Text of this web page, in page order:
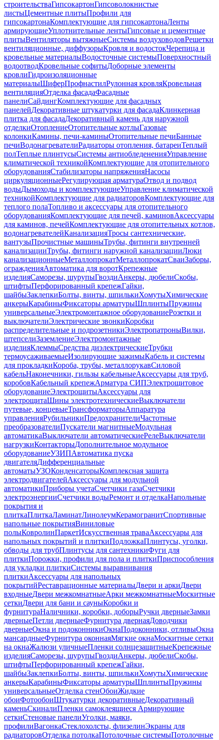
строительстваГипсокартонГипсоволокнистые
листыЦементные плитыПрофили для
гипсокартонаКомплектующие для гипсокартонаЛенты
армирующиеУплотнительные лентыГипсовые и цементные
плитыВентиляторы вытяжныеСистемы воздуховодовРешетки
вентиляционные, диффузорыКровля и водостокЧерепица и
кровельные материалыВодосточные системыПоверхностный
водоотводКровельные софитыДоборные элементы
кровлиГидроизоляционные
материалыШиферПрофнастилРулонная кровляКровельная
вентиляцияОтделка фасадаФасадные
панелиСайдингКомплектующие для фасадных
панелейДекоративные штукатурки для фасадаКлинкерная
плитка для фасадаДекоративный камень для наружной
отделкиОтоплениеОтопительные котлыГазовые
колонкиКамины, печи-каминыОтопительные печиБанные
печиВодонагревателиРадиаторы отопления, батареиТеплый
полТеплые плинтусыСистемы антиобледененияУправление
климатической техникойКомплектующие для отопительного
оборудованияСтабилизаторы напряженияНасосы
циркуляционныеРегулирующая арматураОтвод и подвод
водыДымоходы и комплектующиеУправление климатической
техникойКомплектующие для радиаторовКомплектующие для
теплого полаТопливо и аксессуары для отопительного
оборудованияКомплектующие для печей, каминовАксессуары
для каминов, печейКомплектующие для отопительных котлов,
водонагревателейКанализацияТросы сантехнические,
вантузыПрочистные машиныТрубы, фитинги внутренней
канализацииТрубы, фитинги наружной канализацииЛюки
канализационныеМеталлопрокатМеталлопрокатСваиЗаборы,
огражденияАвтоматика для воротКрепежные
изделияСаморезы, шурупыГвоздиАнкеры, дюбелиСкобы,
штифтыПерфорированный крепежГайки,
шайбыЗаклепкиБолты, винты, шпилькиХомутыХимические
анкерыКарабиныФиксаторы арматурыШплинтыПружины
универсальныеЭлектромонтажное оборудованиеРозетки и
выключателиЭлектрические звонкиКоробки
распределительные и подрозетникиЭлектропатроныВилки,
штепселиЗаземлениеЭлектромонтажные
изделияКлеммыСредства диэлектрическиеТрубки
термоусаживаемыеИзолирующие зажимыКабель и системы
для прокладкиКороба, трубы, металлорукавСиловой
кабельНаконечники, гильзы кабельныеАксессуары для труб,
коробовКабельный крепежАрматура СИПЭлектрощитовое
оборудованиеЭлектрощитыАксессуары для
электрощитаШины электротехническиеВыключатели
путевые, концевыеТрансформаторыАппаратура
управленияРубильникиПредохранителиЧастотные
преобразователиПускатели магнитныеМодульная
автоматикаВыключатели автоматическиеРелеВыключатели
нагрузкиКонтакторыДополнительное модульное
оборудованиеУЗИПАвтоматика пуска
двигателяДифференциальные
автоматыУЗОКонденсаторыКомплексная защита
электродвигателейАксессуары для модульной
автоматикиПриборы учетаСчетчики газаСчетчики
электроэнергииСчетчики водыРемонт и отделкаНапольные
покрытия и
плиткаПлиткаЛаминатЛинолеумКерамогранитСпортивные
напольные покрытияВиниловые
полыКовролинПаркетИскусственная траваАксессуары для
напольных покрытий и плиткиПодложкаПлинтусы, уголки,
обводы для трубПлинтусы для сантехникиФуги для
плиткиПорожки, профили для пола и плиткиПриспособления
для укладки плиткиСистемы выравнивания
плиткиАксессуары для напольных
покрытийРеставрационные материалыДвери и аркиДвери
входныеДвери межкомнатныеАрки межкомнатныеМоскитные
сеткиДвери для бани и сауныКоробки и
фурнитураНаличники, коробки, доборыРучки дверныеЗамки
дверныеПетли дверныеФурнитура двернаяДоводчики
дверныеОкна и подоконникиОкнаПодоконники, отливыОкна
мансардныеФурнитура оконнаяМягкие окнаМоскитные сетки
на окнаЖалюзи уличныеПленки солнцезащитныеКрепежные
изделияСаморезы, шурупыГвоздиАнкеры, дюбелиСкобы,
штифтыПерфорированный крепежГайки,
шайбыЗаклепкиБолты, винты, шпилькиХомутыХимические
анкерыКарабиныФиксаторы арматурыШплинтыПружины
универсальныеОтделка стенОбоиЖидкие
обоиФотообоиШтукатурки декоративныеДекоративный
каменьСкиналиПленки самоклеящиеся Армирующие
сеткиСтеновые панелиУголки, маяки,
профилиВагонкаСтеклохолсты, флизелинЭкраны для
радиаторовОтделка потолкаПотолочные системыПотолочные